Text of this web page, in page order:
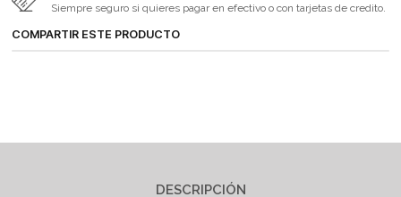
Siempre seguro si quieres pagar en efectivo o con tarjetas de credito.
COMPARTIR ESTE PRODUCTO
DESCRIPCIÓN